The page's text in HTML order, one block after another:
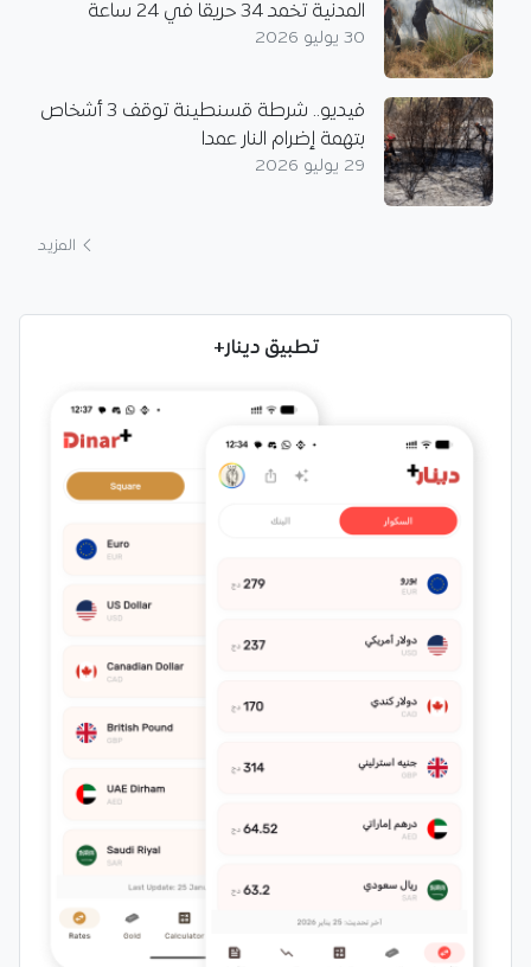
المدنية تخمد 34 حريقا في 24 ساعة
30 يوليو 2026
فيديو.. شرطة قسنطينة توقف 3 أشخاص
بتهمة إضرام النار عمدا
29 يوليو 2026
المزيد
تطبيق دينار+